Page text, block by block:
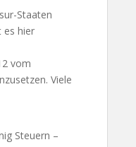
Staaten
es hier
vom
Viele
Steuern –